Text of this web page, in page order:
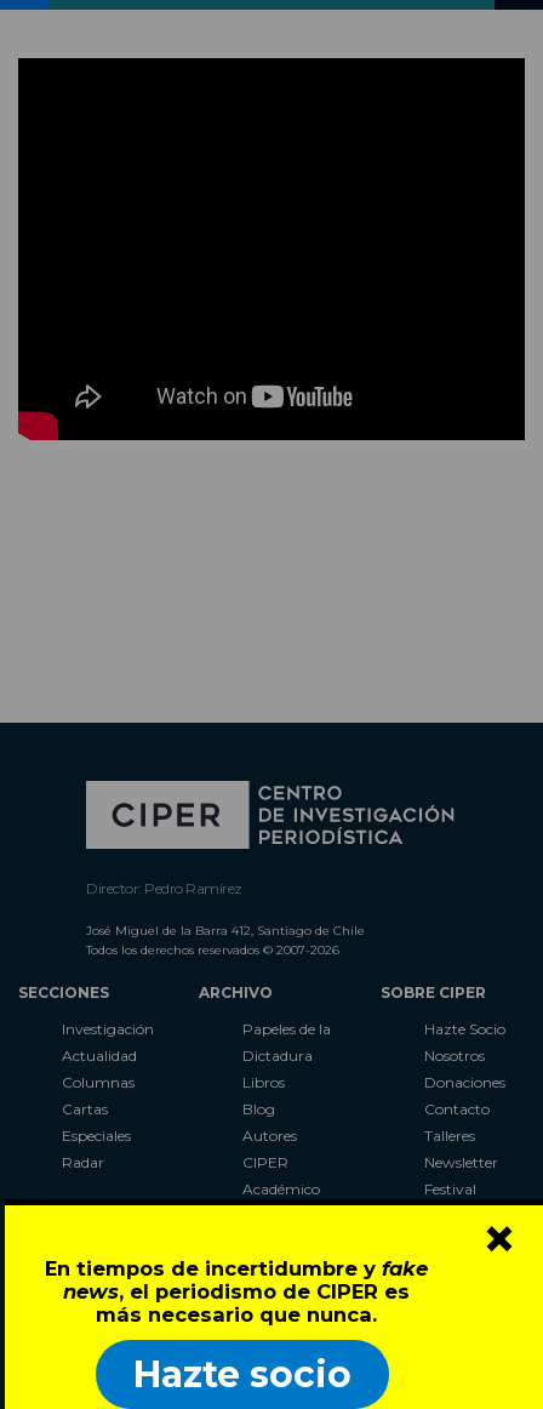
En tiempos de incertidumbre y fake
news, el periodismo de CIPER es
más necesario que nunca.
Hazte socio
×
Director: Pedro Ramírez
José Miguel de la Barra 412, Santiago de Chile
Todos los derechos reservados © 2007-2026
SECCIONES
Investigación
Actualidad
Columnas
Cartas
Especiales
Radar
ARCHIVO
Papeles de la
Dictadura
Libros
Blog
Autores
CIPER
Académico
Al Plebiscito
con CIPER
SOBRE CIPER
Hazte Socio
Nosotros
Donaciones
Contacto
Talleres
Newsletter
Festival